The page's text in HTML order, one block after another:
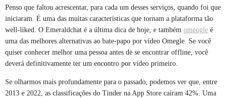
Penso que faltou acrescentar, para cada um desses serviços, quando foi que
iniciaram. É uma das muitas características que tornam a plataforma tão
well-liked. O Emeraldchat é a última dica de hoje, e também omeogle é
uma das melhores alternativas ao bate-papo por vídeo Omegle. Se você
quiser conhecer melhor uma pessoa antes de se encontrar offline, você
deverá definitivamente ter um encontro por vídeo primeiro.
Se olharmos mais profundamente para o passado, podemos ver que, entre
2013 e 2022, as classificações do Tinder na App Store caíram 42%. Uma